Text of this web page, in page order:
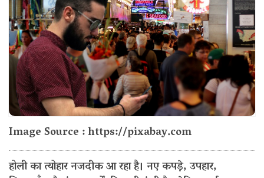
Image Source : https://pixabay.com
होली का त्योहार नजदीक आ रहा है। नए कपड़े, उपहार,